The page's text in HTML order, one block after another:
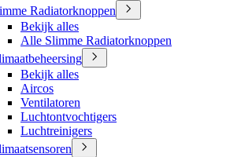
Radiatorknoppen
Bekijk alles
Alle Slimme Radiatorknoppen
Bekijk alles
Aircos
Ventilatoren
Luchtontvochtigers
Luchtreinigers